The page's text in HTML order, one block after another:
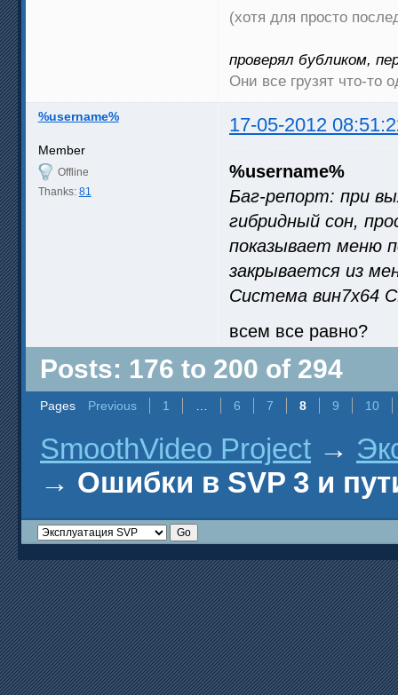
(хотя для просто
проверял бубликом,
Они все грузят что-то
%username% 17-05-2012
Member
Offline
Thanks: 81
%username%
Баг-репорт: при
гибридный сон,
показывает меню
закрывается из
Система вин7х64
всем все равно?
Posts: 176 to 200 of 294
Pages Previous 1 … 6 7 8 9 10
SmoothVideo Project →
→ Ошибки в SVP 3 и